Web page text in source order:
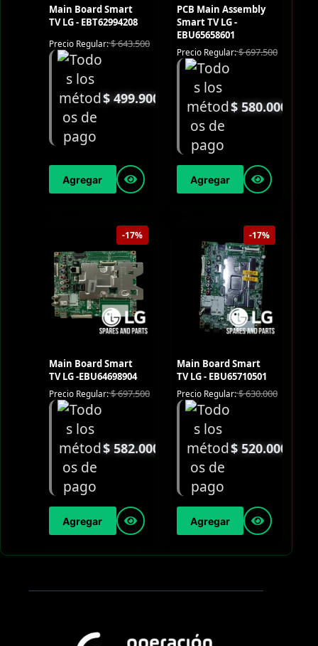
Main Board Smart
TV LG - EBT62994208
Precio Regular:$643.500
$499.900
Agregar
PCB Main Assembly
Smart TV LG -
EBU65658601
Precio Regular:$697.500
$580.000
Agregar
-17%
Main Board Smart
TV LG -EBU64698904
Precio Regular:$697.500
$582.000
Agregar
-17%
Main Board Smart
TV LG - EBU65710501
Precio Regular:$630.000
$520.000
Agregar